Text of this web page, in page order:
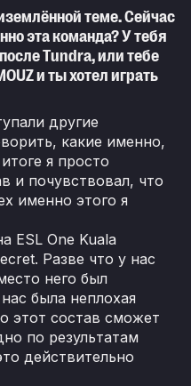
теме. Сейчас
эта команда? У тебя
Tundra, или тебе
и ты хотел играть
другие
какие именно,
я просто
и почувствовал, что
именно этого я
ESL One Kuala
Разве что у нас
него был
была неплохая
этот состав сможет
по результатам
действительно